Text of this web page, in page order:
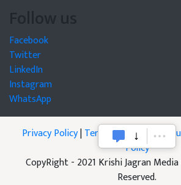
Follow us
Facebook
Twitter
LinkedIn
Instagram
WhatsApp
Privacy Policy|Terms of Service|
Policy
CopyRight - 2021 Krishi Jagran
Reserved.